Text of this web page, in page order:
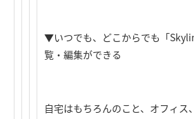
▼いつでも、どこからでも「
覧・編集ができる
自宅はもちろんのこと、オフィ